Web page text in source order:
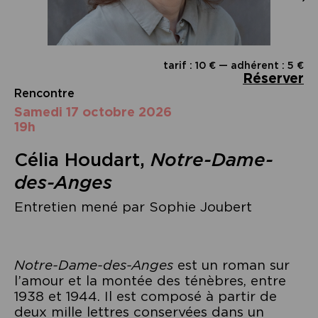
tarif : 10 € — adhérent : 5 €
Réserver
Rencontre
samedi 17 octobre 2026
19h
Célia Houdart, Notre-Dame-
des-Anges
Entretien mené par Sophie Joubert
Notre-Dame-des-Anges est un roman sur
l’amour et la montée des ténèbres, entre
1938 et 1944. Il est composé à partir de
deux mille lettres conservées dans un